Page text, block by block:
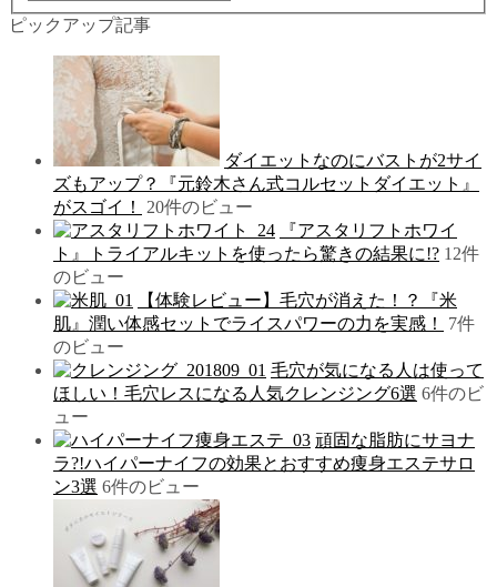
索
ピックアップ記事
ダイエットなのにバストが2サイ
ズもアップ？『元鈴木さん式コルセットダイエット』
がスゴイ！
20件のビュー
『アスタリフトホワイ
ト』トライアルキットを使ったら驚きの結果に!? 12件
のビュー
【体験レビュー】毛穴が消えた！？『米
肌』潤い体感セットでライスパワーの力を実感！
7件
のビュー
毛穴が気になる人は使って
ほしい！毛穴レスになる人気クレンジング6選 6件のビ
ュー
頑固な脂肪にサヨナ
ラ?!ハイパーナイフの効果とおすすめ痩身エステサロ
ン3選 6件のビュー